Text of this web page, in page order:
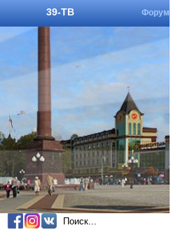
39-ТВ Форум